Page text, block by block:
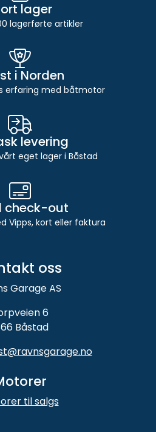
lager
lagerførte artikler
i Norden
erfaring med båtmotor
levering
eget lager i Båstad
check-out
Vipps, kort eller faktura
oss
Garage AS
6
Båstad
til salgs